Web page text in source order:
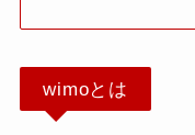
wimoとは